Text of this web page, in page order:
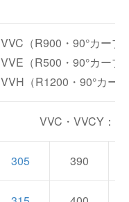
VVC（R900・90°カーブ
VVE（R500・90°カーブ
VVH（R1200・90°カー
VVC・VVCY：
305 390